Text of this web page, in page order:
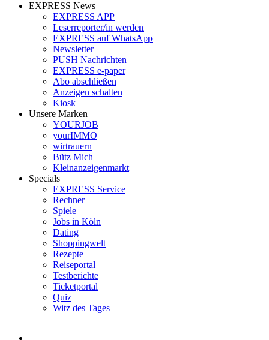
EXPRESS News
EXPRESS APP
Leserreporter/in werden
EXPRESS auf WhatsApp
Newsletter
PUSH Nachrichten
EXPRESS e-paper
Abo abschließen
Anzeigen schalten
Kiosk
Unsere Marken
YOURJOB
yourIMMO
wirtrauern
Bütz Mich
Kleinanzeigenmarkt
Specials
EXPRESS Service
Rechner
Spiele
Jobs in Köln
Dating
Shoppingwelt
Rezepte
Reiseportal
Testberichte
Ticketportal
Quiz
Witz des Tages